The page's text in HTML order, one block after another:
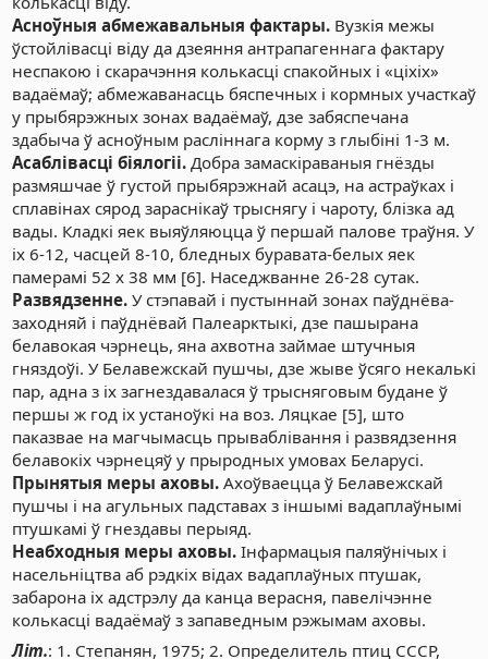
Асноўныя абмежавальныя фактары.Вузкія межы
ўстойлівасці віду да дзеяння антрапагеннага фактару
неспакою і скарачэння колькасці спакойных і «ціхіх»
вадаёмаў; абмежаванасць бяспечных і кормных участкаў
у прыбярэжных зонах вадаёмаў, дзе забяспечана
здабыча ў асноўным расліннага корму з глыбіні 1-3 м.
Асаблівасці біялогіі.Добра замаскіраваныя гнёзды
размяшчае ў густой прыбярэжнай асацэ, на астраўках і
сплавінах сярод зараснікаў трыснягу і чароту, блізка ад
вады. Кладкі яек выяўляюцца ў першай палове траўня. У
іх 6-12, часцей 8-10, бледных буравата-белых яек
памерамі 52 x 38 мм [6]. Наседжванне 26-28 сутак.
Развядзенне.У стэпавай і пустыннай зонах паўднёва-
заходняй і паўднёвай Палеарктыкі, дзе пашырана
белавокая чэрнець, яна ахвотна займае штучныя
гняздоўі. У Белавежскай пушчы, дзе жыве ўсяго некалькі
пар, адна з іх загнездавалася ў трысняговым будане ў
першы ж год іх устаноўкі на воз. Ляцкае [5], што
паказвае на магчымасць прываблівання і развядзення
белавокіх чэрнецяў у прыродных умовах Беларусі.
Прынятыя меры аховы.Ахоўваецца ў Белавежскай
пушчы і на агульных падставах з іншымі вадаплаўнымі
птушкамі ў гнездавы перыяд.
Неабходныя меры аховы.Інфармацыя паляўнічых і
насельніцтва аб рэдкіх відах вадаплаўных птушак,
забарона іх адстрэлу да канца верасня, павелічэнне
колькасці вадаёмаў з запаведным рэжымам аховы.
Літ.: 1. Степанян, 1975; 2. Определитель птиц СССР,